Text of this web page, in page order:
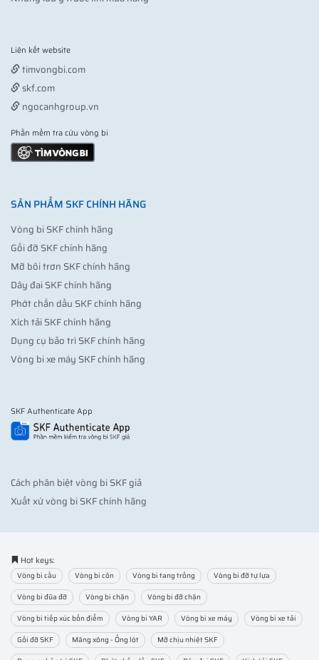
Liên kết website
timvongbi.com
skf.com
ngocanhgroup.vn
Phần mềm tra cứu vòng bi
SẢN PHẨM SKF CHÍNH HÃNG
Vòng bi SKF chính hãng
Gối đỡ SKF chính hãng
Mỡ bôi trơn SKF chính hãng
Dây đai SKF chính hãng
Phớt chắn dầu SKF chính hãng
Xích tải SKF chính hãng
Dụng cụ bảo trì SKF chính hãng
Vòng bi xe máy SKF chính hãng
SKF Authenticate App
Cách phân biệt vòng bi SKF giả
Xuất xứ vòng bi SKF chính hãng
Hot keys:
Vòng bi cầu Vòng bi côn Vòng bi tang trống
Vòng bi đỡ tự lựa
Vòng bi đũa đỡ
Vòng bi chặn
Vòng bi đỡ chặn
Vòng bi tiếp xúc bốn điểm
Vòng bi YAR Vòng bi xe máy
Vòng bi xe tải
Gối đỡ SKF
Măng xông - Ống lót
Mỡ chịu nhiệt SKF